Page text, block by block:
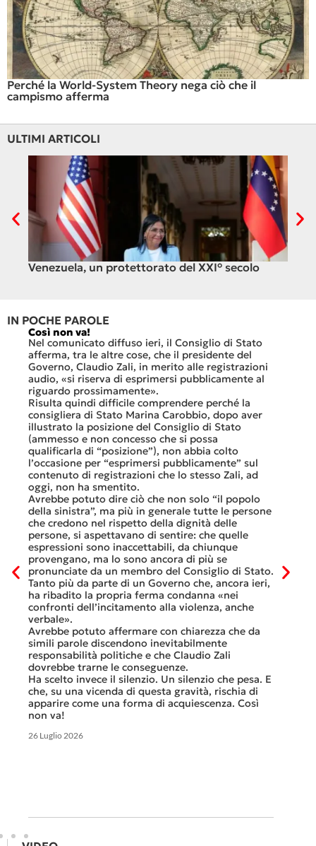
Perché la World-System Theory nega ciò che il
campismo afferma
ULTIMI ARTICOLI
Venezuela, un protettorato del XXI° secolo
IN POCHE PAROLE
Così non va!
Nel comunicato diffuso ieri, il Consiglio di Stato
afferma, tra le altre cose, che il presidente del
Governo, Claudio Zali, in merito alle registrazioni
audio, «si riserva di esprimersi pubblicamente al
riguardo prossimamente».
Risulta quindi difficile comprendere perché la
consigliera di Stato Marina Carobbio, dopo aver
illustrato la posizione del Consiglio di Stato
(ammesso e non concesso che si possa
qualificarla di “posizione”), non abbia colto
l’occasione per “esprimersi pubblicamente” sul
contenuto di registrazioni che lo stesso Zali, ad
oggi, non ha smentito.
Avrebbe potuto dire ciò che non solo “il popolo
della sinistra”, ma più in generale tutte le persone
che credono nel rispetto della dignità delle
persone, si aspettavano di sentire: che quelle
espressioni sono inaccettabili, da chiunque
provengano, ma lo sono ancora di più se
pronunciate da un membro del Consiglio di Stato.
Tanto più da parte di un Governo che, ancora ieri,
ha ribadito la propria ferma condanna «nei
confronti dell’incitamento alla violenza, anche
verbale».
Avrebbe potuto affermare con chiarezza che da
simili parole discendono inevitabilmente
responsabilità politiche e che Claudio Zali
dovrebbe trarne le conseguenze.
Ha scelto invece il silenzio. Un silenzio che pesa. E
che, su una vicenda di questa gravità, rischia di
apparire come una forma di acquiescenza. Così
non va!
26 Luglio 2026
al